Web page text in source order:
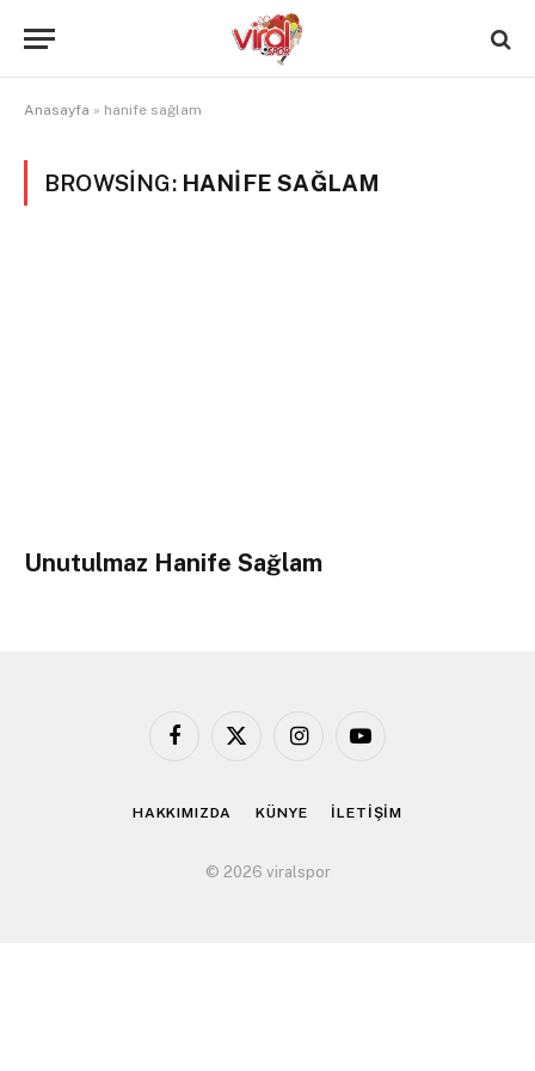
Anasayfa » hanife sağlam
BROWSING: HANIFE SAĞLAM
Unutulmaz Hanife Sağlam
Facebook
X
InstagramYouTube
HAKKIMIZDA KÜNYE İLETİŞİM
© 2026 viralspor